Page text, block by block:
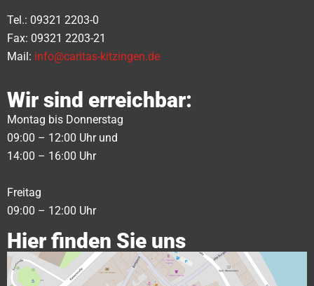
Tel.: 09321 2203-0
Fax: 09321 2203-21
Mail: info@caritas-kitzingen.de
Wir sind erreichbar:
Montag bis Donnerstag
09:00 – 12:00 Uhr und
14:00 – 16:00 Uhr
Freitag
09:00 – 12:00 Uhr
Hier finden Sie uns